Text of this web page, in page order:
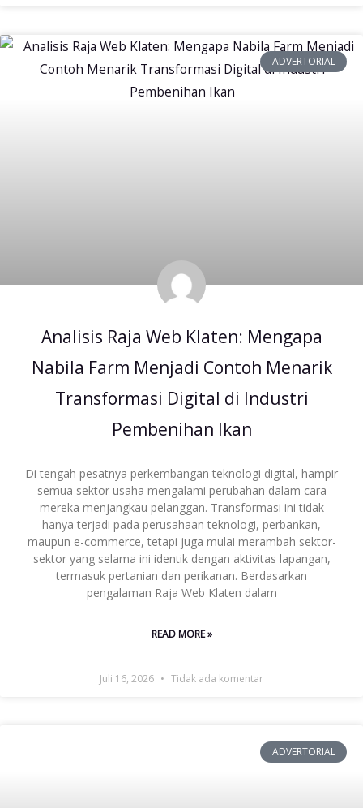
ADVERTORIAL
Analisis Raja Web Klaten: Mengapa
Nabila Farm Menjadi Contoh Menarik
Transformasi Digital di Industri
Pembenihan Ikan
Di tengah pesatnya perkembangan teknologi digital, hampir
semua sektor usaha mengalami perubahan dalam cara
mereka menjangkau pelanggan. Transformasi ini tidak
hanya terjadi pada perusahaan teknologi, perbankan,
maupun e-commerce, tetapi juga mulai merambah sektor-
sektor yang selama ini identik dengan aktivitas lapangan,
termasuk pertanian dan perikanan. Berdasarkan
pengalaman Raja Web Klaten dalam
READ MORE »
Juli 16, 2026 Tidak ada komentar
ADVERTORIAL